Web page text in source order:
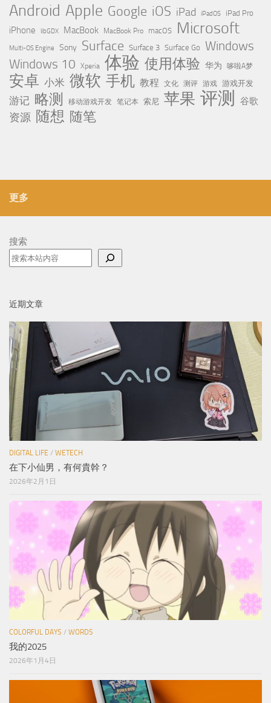
Android Apple Google iOS iPad iPadOS iPad Pro
iPhone libGDX MacBook MacBook Pro macOS Microsoft
Multi-OS Engine Sony Surface Surface 3 Surface Go Windows
Windows 10 Xperia 体验 使用体验 华为 哆啦A梦
安卓 小米 微软 手机 教程 文化 测评 游戏 游戏开发
游记 略测 移动游戏开发 笔记本 索尼 苹果 评测 谷歌
资源 随想 随笔
更多
搜索
近期文章
DIGITAL LIFE / WETECH
在下小仙男，有何貴幹？
2026年2月1日
COLORFUL DAYS / WORDS
我的2025
2026年1月4日